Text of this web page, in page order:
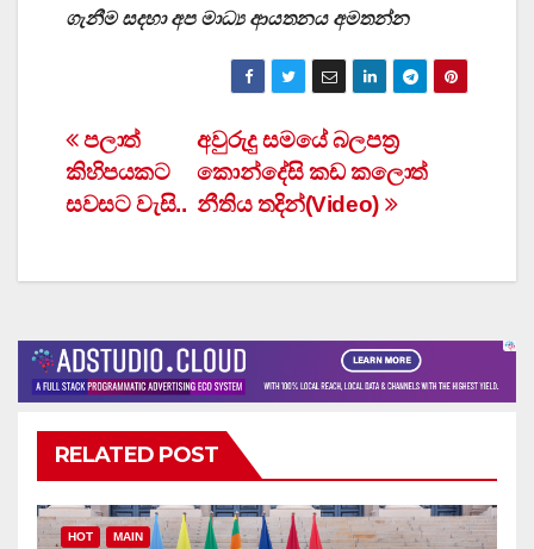
ගැනීම සදහා අප මාධ්‍ය ආයතනය අමතන්න
Post
navigation
අවුරුදු සමයේ බලපත්‍ර
කොන්දේසි කඩ කලොත්
නීතිය තදින්(Video)
පලාත්
කිහිපයකට
සවසට වැසි..
RELATED POST
HOT MAIN